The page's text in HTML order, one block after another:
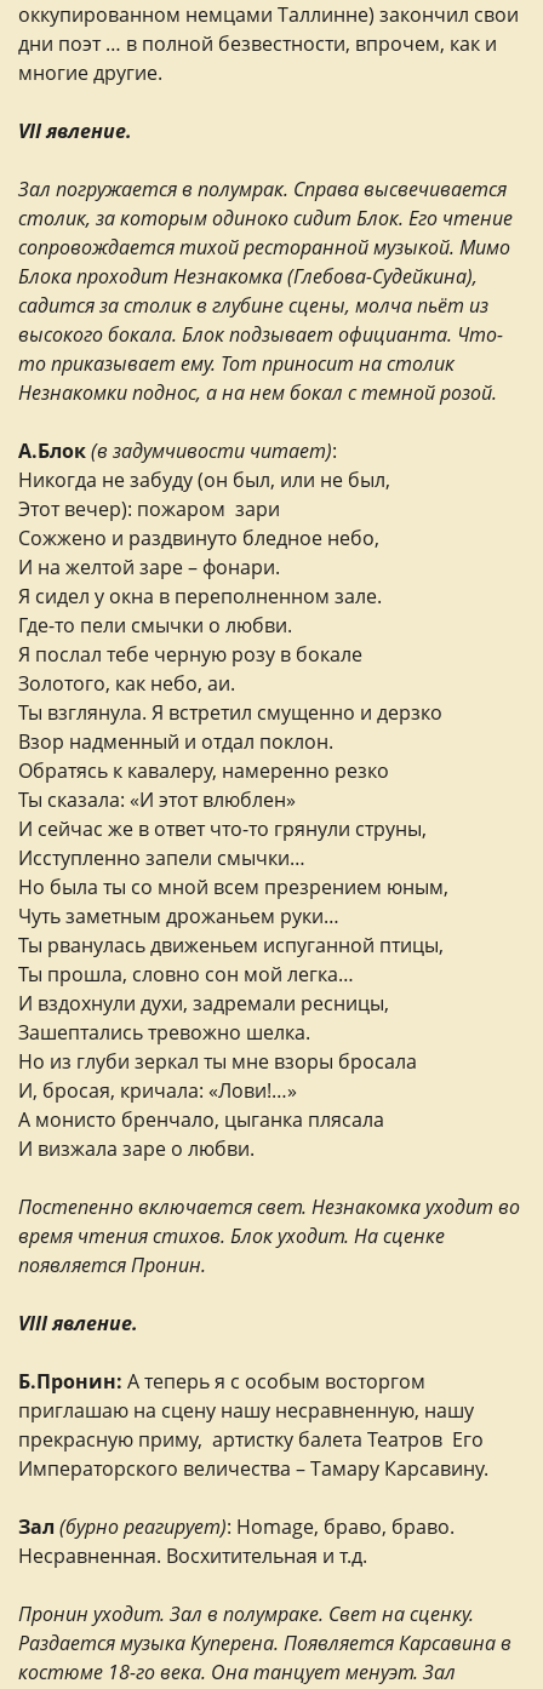
оккупированном немцами Таллинне) закончил свои
дни поэт … в полной безвестности, впрочем, как и
многие другие.
VII явление.
Зал погружается в полумрак. Справа высвечивается
столик, за которым одиноко сидит Блок. Его чтение
сопровождается тихой ресторанной музыкой. Мимо
Блока проходит Незнакомка (Глебова-Судейкина),
садится за столик в глубине сцены, молча пьёт из
высокого бокала. Блок подзывает официанта. Что-
то приказывает ему. Тот приносит на столик
Незнакомки поднос, а на нем бокал с темной розой.
А.Блок(в задумчивости читает):
Никогда не забуду (он был, или не был,
Этот вечер): пожаром зари
Сожжено и раздвинуто бледное небо,
И на желтой заре – фонари.
Я сидел у окна в переполненном зале.
Где-то пели смычки о любви.
Я послал тебе черную розу в бокале
Золотого, как небо, аи.
Ты взглянула. Я встретил смущенно и дерзко
Взор надменный и отдал поклон.
Обратясь к кавалеру, намеренно резко
Ты сказала: «И этот влюблен»
И сейчас же в ответ что-то грянули струны,
Исступленно запели смычки…
Но была ты со мной всем презрением юным,
Чуть заметным дрожаньем руки…
Ты рванулась движеньем испуганной птицы,
Ты прошла, словно сон мой легка…
И вздохнули духи, задремали ресницы,
Зашептались тревожно шелка.
Но из глуби зеркал ты мне взоры бросала
И, бросая, кричала: «Лови!…»
А монисто бренчало, цыганка плясала
И визжала заре о любви.
Постепенно включается свет. Незнакомка уходит во
время чтения стихов. Блок уходит. На сценке
появляется Пронин.
VIII явление.
Б.Пронин: А теперь я с особым восторгом
приглашаю на сцену нашу несравненную, нашу
прекрасную приму, артистку балета Театров Его
Императорского величества – Тамару Карсавину.
Зал (бурно реагирует): Homage, браво, браво.
Несравненная. Восхитительная и т.д.
Пронин уходит. Зал в полумраке. Свет на сценку.
Раздается музыка Куперена. Появляется Карсавина в
костюме 18-го века. Она танцует менуэт. Зал